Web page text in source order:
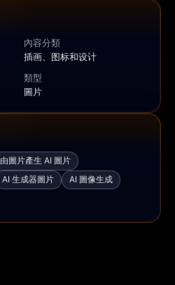
內容分類
插画、图标和设计
類型
圖片
由圖片產生 AI 圖片
AI 生成器圖片
AI 圖像生成